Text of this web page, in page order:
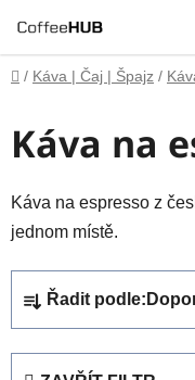
na
obsah
Domů
/ Káva | Čaj | Špajz /
Káva na
Káva na espresso z
jednom místě.
Ř
a
z
Řadit podle: